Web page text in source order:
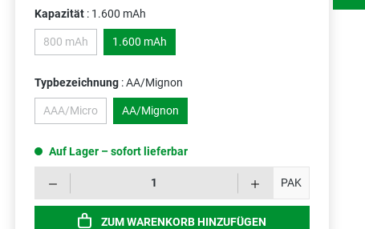
Kapazität : 1.600 mAh
800 mAh(Diese Option ist zurzeit nicht verfügbar.)
1.600 mAh
Typbezeichnung : AA/Mignon
AAA/Micro(Diese Option ist zurzeit nicht verfügbar.)
AA/Mignon
Auf Lager – sofort lieferbar
PAK
ZUM WARENKORB HINZUFÜGEN